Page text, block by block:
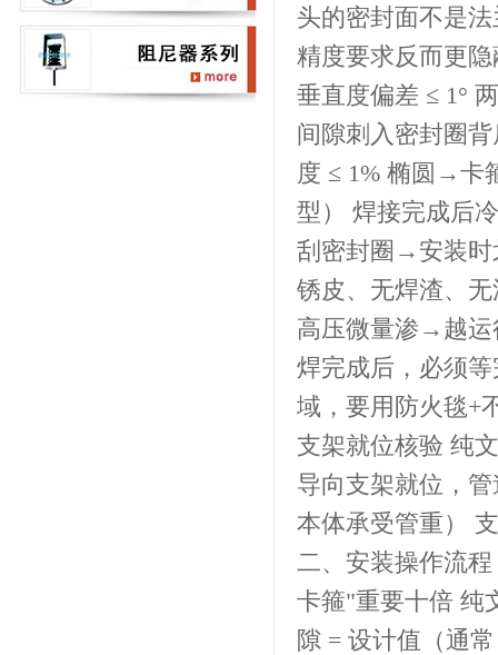
头的密封面不是
精度要求反而更
垂直度偏差 ≤ 1°
间隙刺入密封圈
度 ≤ 1% 椭圆→卡
型） 焊接完成后
刮密封圈→安装时
锈皮、无焊渣、
高压微量渗→越运
焊完成后，必须
域，要用防火毯+
支架就位核验 纯
导向支架就位，
本体承受管重）
二、安装操作流
卡箍"重要十倍 纯
隙 = 设计值（通